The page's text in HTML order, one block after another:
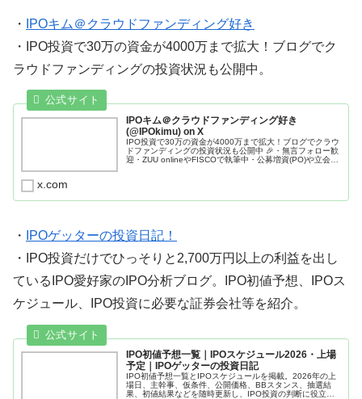
・
IPOキム＠クラウドファンディング好き
・IPO投資で30万の資金が4000万まで拡大！ブログでク
ラウドファンディングの投資状況も公開中。
IPOキム＠クラウドファンディング好き
(@IPOkimu) on X
IPO投資で30万の資金が4000万まで拡大！ブログでクラウ
ドファンディングの投資状況も公開中 🎉・無言フォロー歓
迎・ZUU onlineやFISCOで執筆中・公募増資(PO)や立会外
x.com
・
IPOゲッターの投資日記！
・IPO投資だけでひっそりと2,700万円以上の利益を出し
ているIPO愛好家のIPO分析ブログ。IPO初値予想、IPOス
ケジュール、IPO投資に必要な証券会社等を紹介。
IPO初値予想一覧｜IPOスケジュール2026・上場
予定｜IPOゲッターの投資日記
IPO初値予想一覧とIPOスケジュールを掲載。2026年の上
場日、主幹事、仮条件、公開価格、BBスタンス、抽選結
果、初値結果などを随時更新し、IPO投資の判断に役立つ